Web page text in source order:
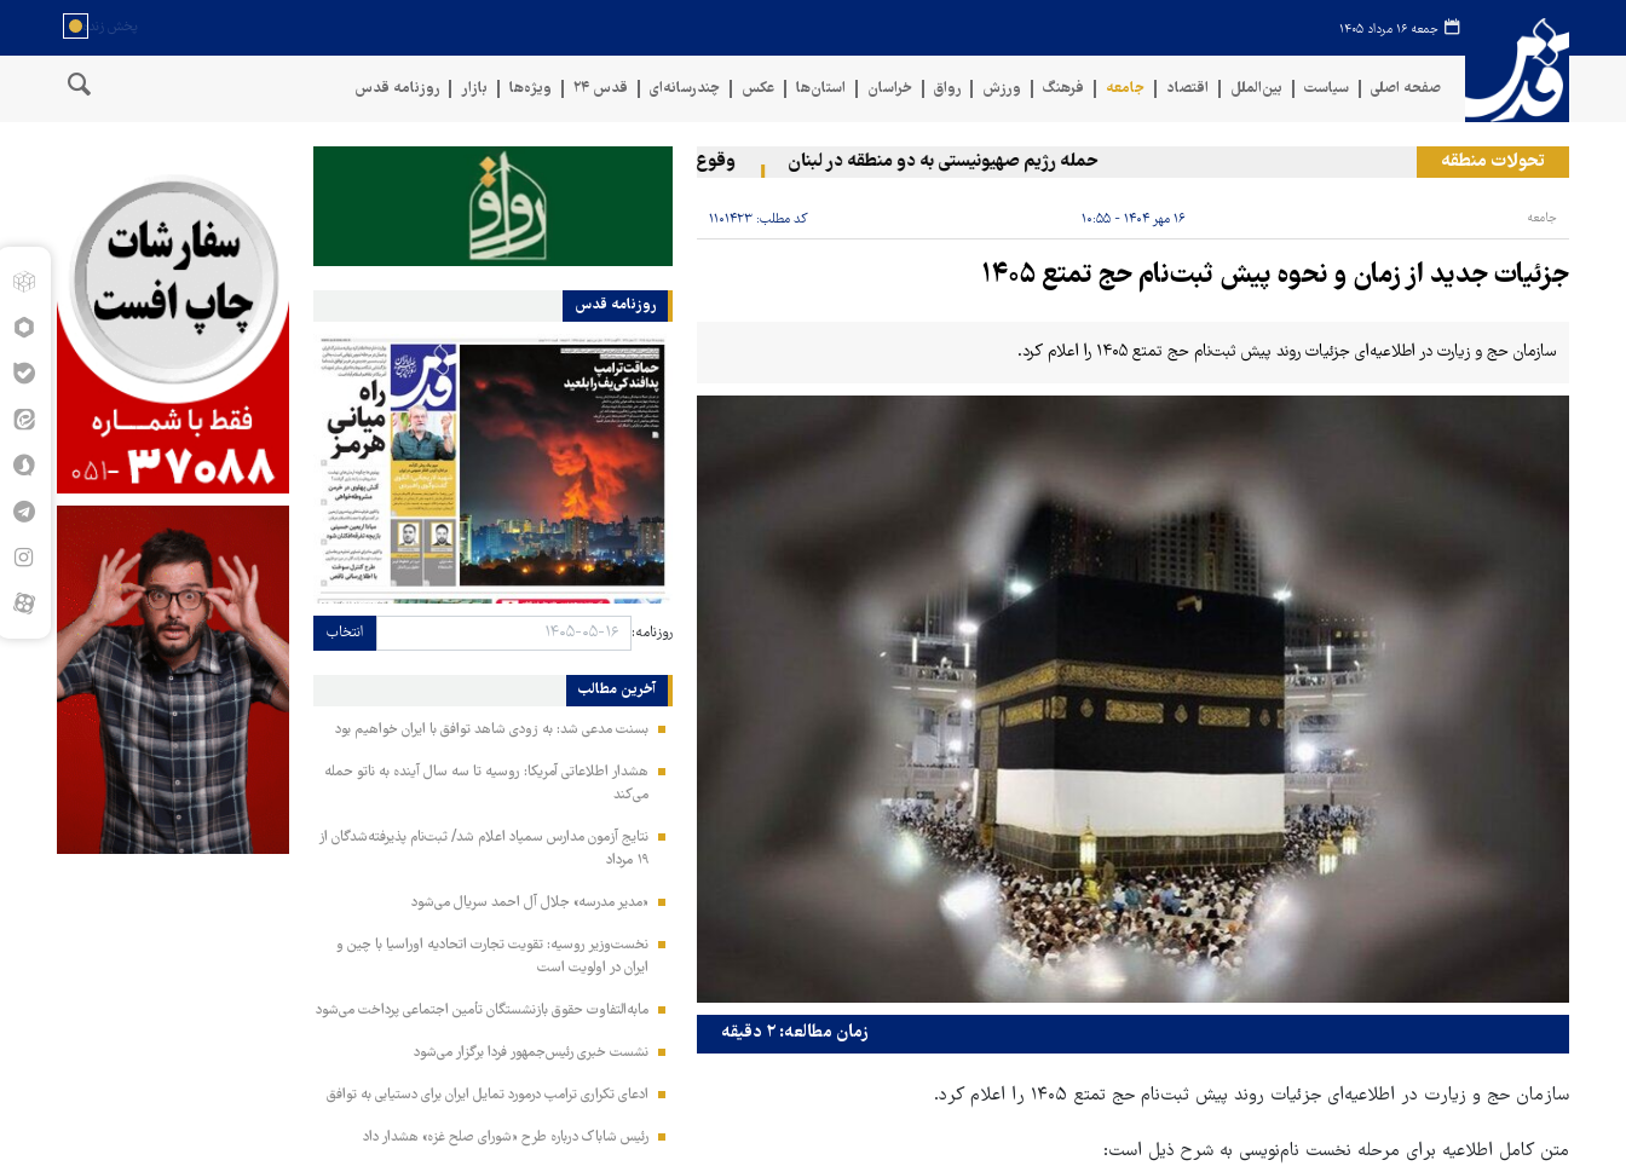
جمعه ۱۶ مرداد ۱۴۰۵
صفحه اصلی سیاست بین‌الملل اقتصاد جامعه فرهنگ ورزش رواق خراسان استان‌ها عکس چندرسانه‌ای قدس ۲۴ ویژه‌ها بازار روزنامه قدس
تحولات منطقه حمله رژیم صهیونیستی به دو منطقه در لبنان وقوع حادثه دریایی در سواحل عمان
جامعه ۱۶ مهر ۱۴۰۴ - ۱۰:۵۵ کد مطلب: ۱۱۰۱۴۲۳
جزئیات جدید از زمان و نحوه پیش ثبت‌نام حج تمتع ۱۴۰۵
سازمان حج و زیارت در اطلاعیه‌ای جزئیات روند پیش ثبت‌نام حج تمتع ۱۴۰۵ را اعلام کرد.
زمان مطالعه: ۲ دقیقه
سازمان حج و زیارت در اطلاعیه‌ای جزئیات روند پیش ثبت‌نام حج تمتع ۱۴۰۵ را اعلام کرد.
متن کامل اطلاعیه برای مرحله نخست نام‌نویسی به شرح ذیل است:
روزنامه قدس
روزنامه: انتخاب
آخرین مطالب
بسنت مدعی شد: به زودی شاهد توافق با ایران خواهیم بود
هشدار اطلاعاتی آمریکا: روسیه تا سه سال آینده به ناتو حمله
می‌کند
نتایج آزمون مدارس سمپاد اعلام شد/ ثبت‌نام پذیرفته‌شدگان از
۱۹ مرداد
«مدیر مدرسه» جلال آل احمد سریال می‌شود
نخست‌وزیر روسیه:‌ تقویت تجارت اتحادیه اوراسیا با چین و
ایران در اولویت است
مابه‌التفاوت حقوق بازنشستگان تأمین اجتماعی پرداخت می‌شود
نشست خبری رئیس‌جمهور فردا برگزار می‌شود
ادعای تکراری ترامپ درمورد تمایل ایران برای دستیابی به توافق
رئیس شاباک درباره طرح «شورای صلح غزه» هشدار داد